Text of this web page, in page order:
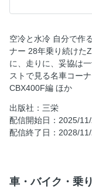
ンダCBX400F編
切ナシ！
PMCプロデュー
ゴトーのストリ
チューニング
K2テック ヤマハ
いとしのモンキー
おれの街のバイク
目次
空冷と水冷 自分で作
ナー 28年乗り続けた
に、走りに、妥協は
ストで見る名車コー
CBX400F編 ほか
出版社：三栄
配信開始日：2025/
配信終了日：2028/
車・バイク・乗